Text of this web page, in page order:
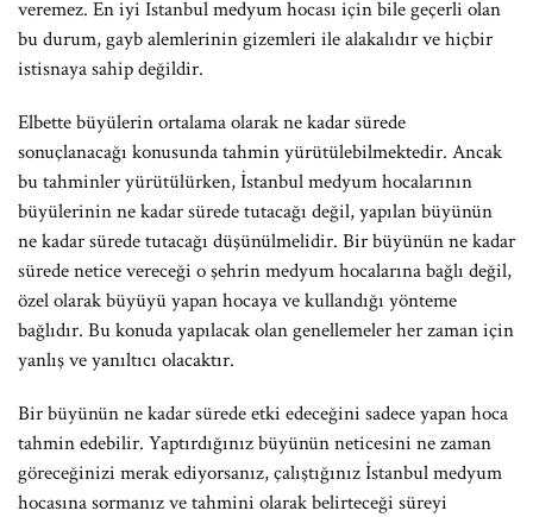
veremez. En iyi İstanbul medyum hocası için bile geçerli olan
bu durum, gayb alemlerinin gizemleri ile alakalıdır ve hiçbir
istisnaya sahip değildir.
Elbette büyülerin ortalama olarak ne kadar sürede
sonuçlanacağı konusunda tahmin yürütülebilmektedir. Ancak
bu tahminler yürütülürken, İstanbul medyum hocalarının
büyülerinin ne kadar sürede tutacağı değil, yapılan büyünün
ne kadar sürede tutacağı düşünülmelidir. Bir büyünün ne kadar
sürede netice vereceği o şehrin medyum hocalarına bağlı değil,
özel olarak büyüyü yapan hocaya ve kullandığı yönteme
bağlıdır. Bu konuda yapılacak olan genellemeler her zaman için
yanlış ve yanıltıcı olacaktır.
Bir büyünün ne kadar sürede etki edeceğini sadece yapan hoca
tahmin edebilir. Yaptırdığınız büyünün neticesini ne zaman
göreceğinizi merak ediyorsanız, çalıştığınız İstanbul medyum
hocasına sormanız ve tahmini olarak belirteceği süreyi